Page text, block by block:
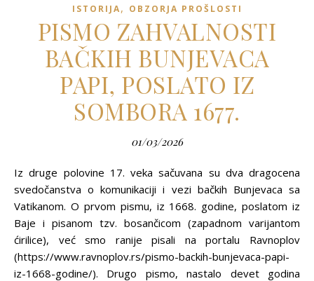
ISTORIJA, OBZORJA PROŠLOSTI
PISMO ZAHVALNOSTI
BAČKIH BUNJEVACA
PAPI, POSLATO IZ
SOMBORA 1677.
01/03/2026
Iz druge polovine 17. veka sačuvana su dva dragocena
svedočanstva o komunikaciji i vezi bačkih Bunjevaca sa
Vatikanom. O prvom pismu, iz 1668. godine, poslatom iz
Baje i pisanom tzv. bosančicom (zapadnom varijantom
ćirilice), već smo ranije pisali na portalu Ravnoplov
(https://www.ravnoplov.rs/pismo-backih-bunjevaca-papi-
iz-1668-godine/). Drugo pismo, nastalo devet godina